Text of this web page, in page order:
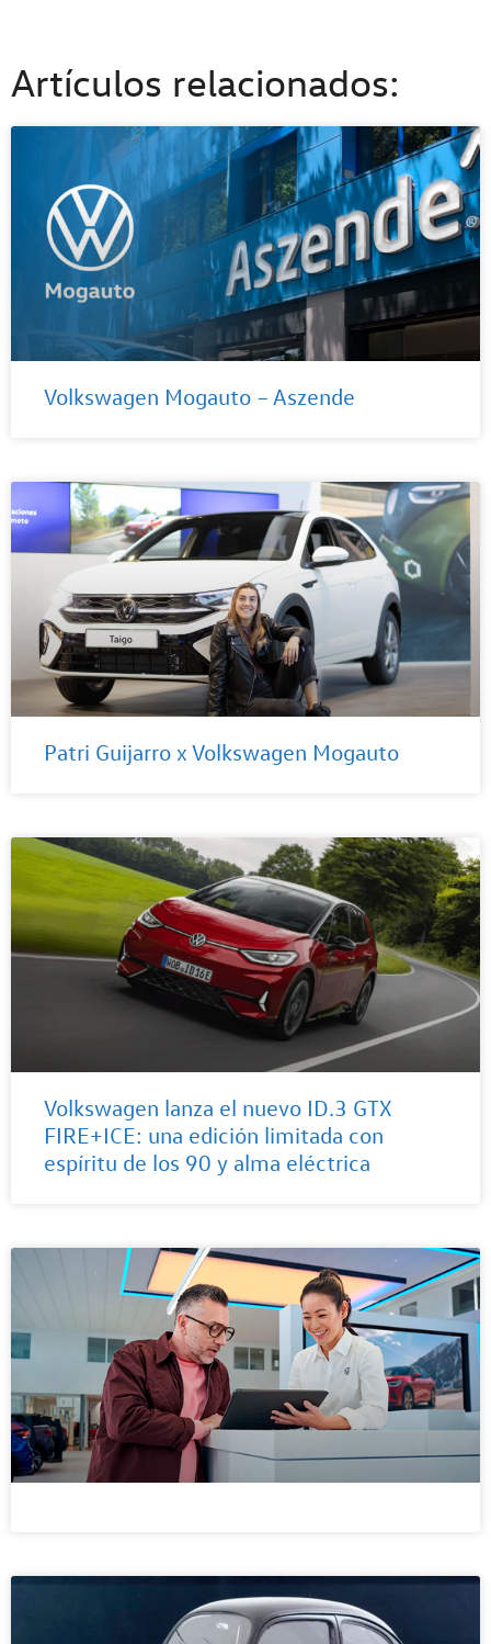
Artículos relacionados:
Volkswagen Mogauto – Aszende
Patri Guijarro x Volkswagen Mogauto
Volkswagen lanza el nuevo ID.3 GTX
FIRE+ICE: una edición limitada con
espíritu de los 90 y alma eléctrica